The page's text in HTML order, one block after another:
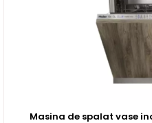
Masina de spalat vase